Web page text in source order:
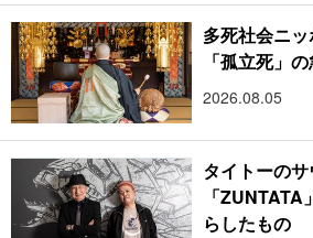
多死社会ニ
「孤立死」
2026.08.05
タイトーの
「
らしたもの